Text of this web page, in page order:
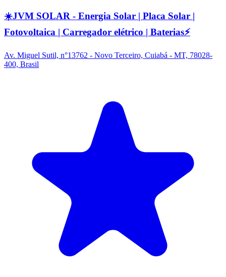
☀️JVM SOLAR - Energia Solar | Placa Solar |
Fotovoltaica | Carregador elétrico | Baterias⚡
Av. Miguel Sutil, n°13762 - Novo Terceiro, Cuiabá - MT, 78028-
400, Brasil